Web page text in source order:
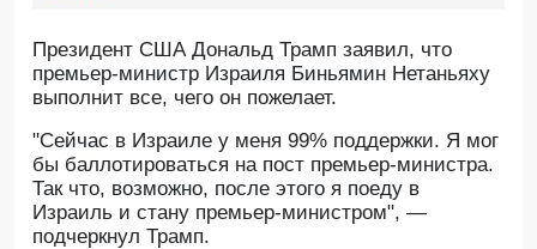
Президент США Дональд Трамп заявил, что
премьер-министр Израиля Биньямин Нетаньяху
выполнит все, чего он пожелает.
"Сейчас в Израиле у меня 99% поддержки. Я мог
бы баллотироваться на пост премьер-министра.
Так что, возможно, после этого я поеду в
Израиль и стану премьер-министром", —
подчеркнул Трамп.